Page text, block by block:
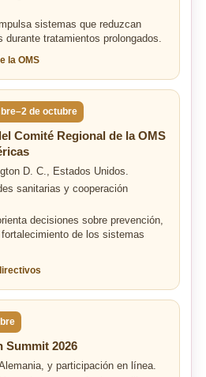
sistemas que reduzcan
durante tratamientos prolongados.
la OMS
de octubre
Comité Regional de la OMS
D. C., Estados Unidos.
sanitarias y cooperación
decisiones sobre prevención,
de los sistemas
Summit 2026
y participación en línea.